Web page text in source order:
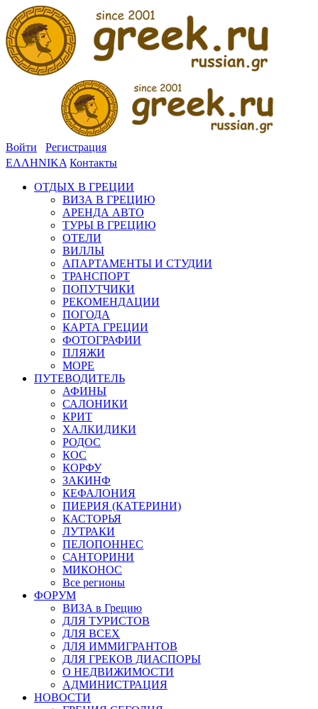
Войти
Регистрация
ΕΛΛΗΝΙΚΑ Контакты
ОТДЫХ В ГРЕЦИИ
ВИЗА В ГРЕЦИЮ
АРЕНДА АВТО
ТУРЫ В ГРЕЦИЮ
ОТЕЛИ
ВИЛЛЫ
АПАРТАМЕНТЫ И СТУДИИ
ТРАНСПОРТ
ПОПУТЧИКИ
РЕКОМЕНДАЦИИ
ПОГОДА
КАРТА ГРЕЦИИ
ФОТОГРАФИИ
ПЛЯЖИ
МОРЕ
ПУТЕВОДИТЕЛЬ
АФИНЫ
САЛОНИКИ
КРИТ
ХАЛКИДИКИ
РОДОС
КОС
КОРФУ
ЗАКИНФ
КЕФАЛОНИЯ
ПИЕРИЯ (КАТЕРИНИ)
КАСТОРЬЯ
ЛУТРАКИ
ПЕЛОПОННЕС
САНТОРИНИ
МИКОНОС
Все регионы
ФОРУМ
ВИЗА в Грецию
ДЛЯ ТУРИСТОВ
ДЛЯ ВСЕХ
ДЛЯ ИММИГРАНТОВ
ДЛЯ ГРЕКОВ ДИАСПОРЫ
О НЕДВИЖИМОСТИ
АДМИНИСТРАЦИЯ
НОВОСТИ